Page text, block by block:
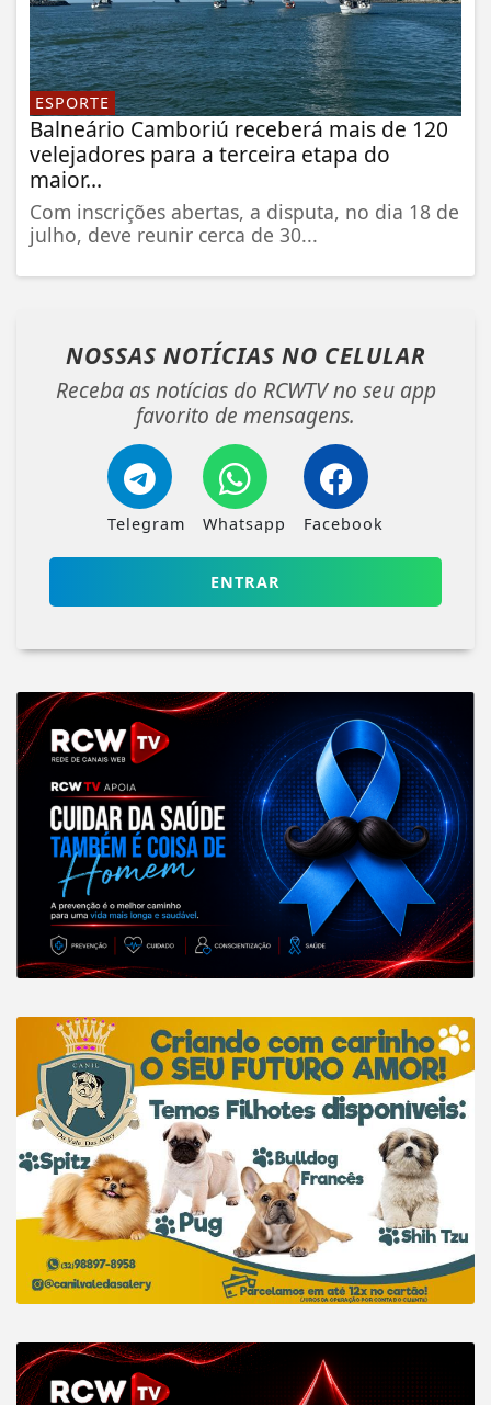
ESPORTE
Balneário Camboriú receberá mais de 120
velejadores para a terceira etapa do
maior...
Com inscrições abertas, a disputa, no dia 18 de
julho, deve reunir cerca de 30...
NOSSAS NOTÍCIAS NO CELULAR
Receba as notícias do RCWTV no seu app
favorito de mensagens.
Telegram Whatsapp Facebook
ENTRAR